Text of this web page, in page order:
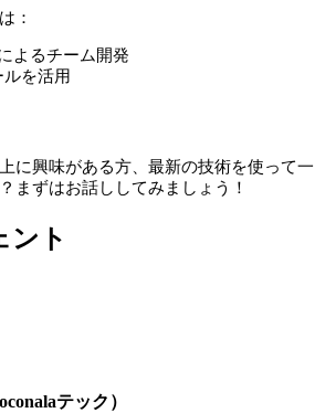
：
よるチーム開発
を活用
に興味がある方、最新の技術を使って一
まずはお話ししてみましょう！
ント
テック）